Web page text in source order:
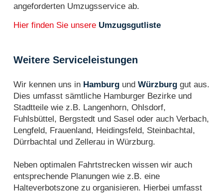
angeforderten Umzugsservice ab.
Hier finden Sie unsere Umzugsgutliste
Weitere Serviceleistungen
Wir kennen uns in Hamburg und Würzburg gut aus.
Dies umfasst sämtliche Hamburger Bezirke und
Stadtteile wie z.B. Langenhorn, Ohlsdorf,
Fuhlsbüttel, Bergstedt und Sasel oder auch Verbach,
Lengfeld, Frauenland, Heidingsfeld, Steinbachtal,
Dürrbachtal und Zellerau in Würzburg.
Neben optimalen Fahrtstrecken wissen wir auch
entsprechende Planungen wie z.B. eine
Halteverbotszone zu organisieren. Hierbei umfasst